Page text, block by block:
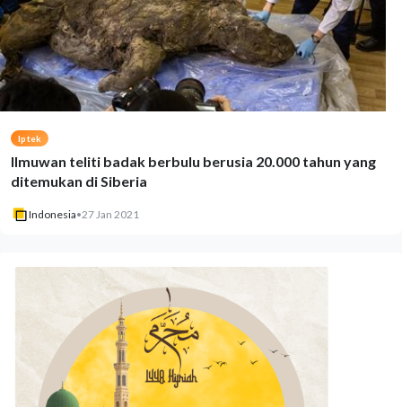
Iptek
Ilmuwan teliti badak berbulu berusia 20.000 tahun yang
ditemukan di Siberia
Indonesia•27 Jan 2021